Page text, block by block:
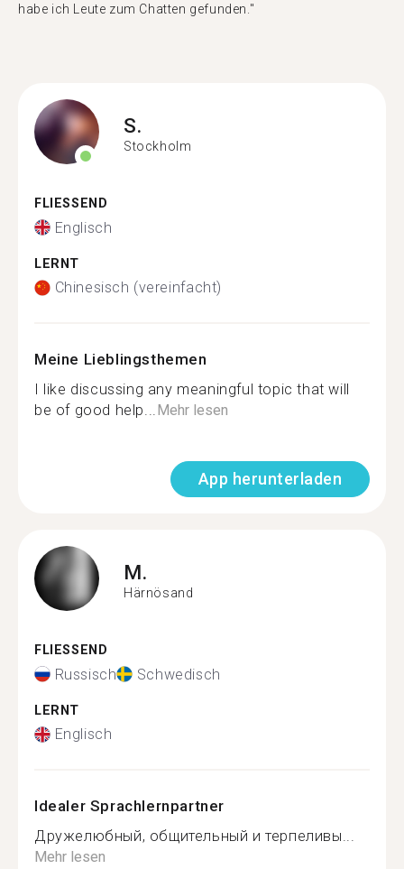
habe ich Leute zum Chatten gefunden."
S.
Stockholm
FLIESSEND
Englisch
LERNT
Chinesisch (vereinfacht)
Meine Lieblingsthemen
I like discussing any meaningful topic that will
be of good help...Mehr lesen
App herunterladen
M.
Härnösand
FLIESSEND
Russisch Schwedisch
LERNT
Englisch
Idealer Sprachlernpartner
Дружелюбный, общительный и терпеливы...
Mehr lesen